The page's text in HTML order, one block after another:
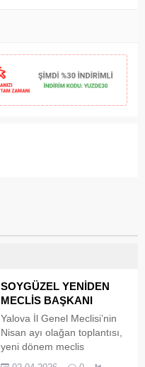
SOYGÜZEL YENİDEN
MECLİS BAŞKANI
Yalova İl Genel Meclisi’nin
Nisan ayı olağan toplantısı,
yeni dönem meclis